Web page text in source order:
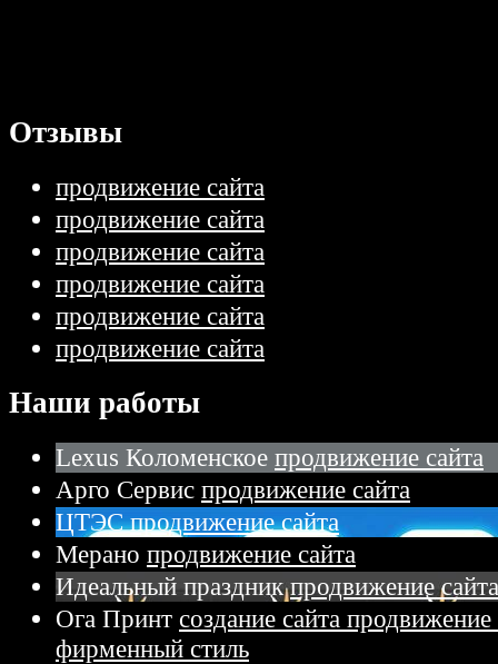
Отзывы
продвижение сайта
продвижение сайта
продвижение сайта
продвижение сайта
продвижение сайта
продвижение сайта
Наши работы
Lexus Коломенское продвижение сайта
Арго Сервис продвижение сайта
ЦТЭСпродвижение сайта
Мерано продвижение сайта
Идеальный праздникпродвижение сайта
Ога Принт создание сайта продвижение
фирменный стиль